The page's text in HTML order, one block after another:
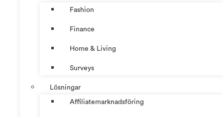
Fashion
Finance
Home & Living
Surveys
Lösningar
Affiliatemarknadsföring